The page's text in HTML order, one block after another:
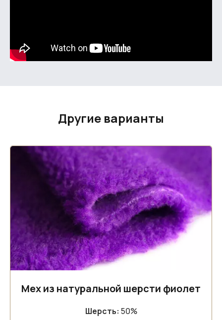
Другие варианты
Мех из натуральной шерсти фиолет
Шерсть: 50%